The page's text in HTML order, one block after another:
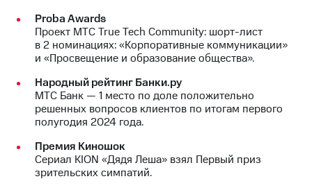
Proba Awards
Проект МТС True Tech Community: шорт-лист
в 2 номинациях: «Корпоративные коммуникации»
и «Просвещение и образование общества».
Народный рейтинг Банки.ру
МТС Банк — 1 место по доле положительно
решенных вопросов клиентов по итогам первого
полугодия 2024 года.
Премия Киношок
Сериал KION «Дядя Леша» взял Первый приз
зрительских симпатий.